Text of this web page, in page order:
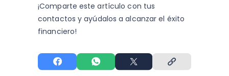
¡Comparte este artículo con tus
contactos y ayúdalos a alcanzar el éxito
financiero!